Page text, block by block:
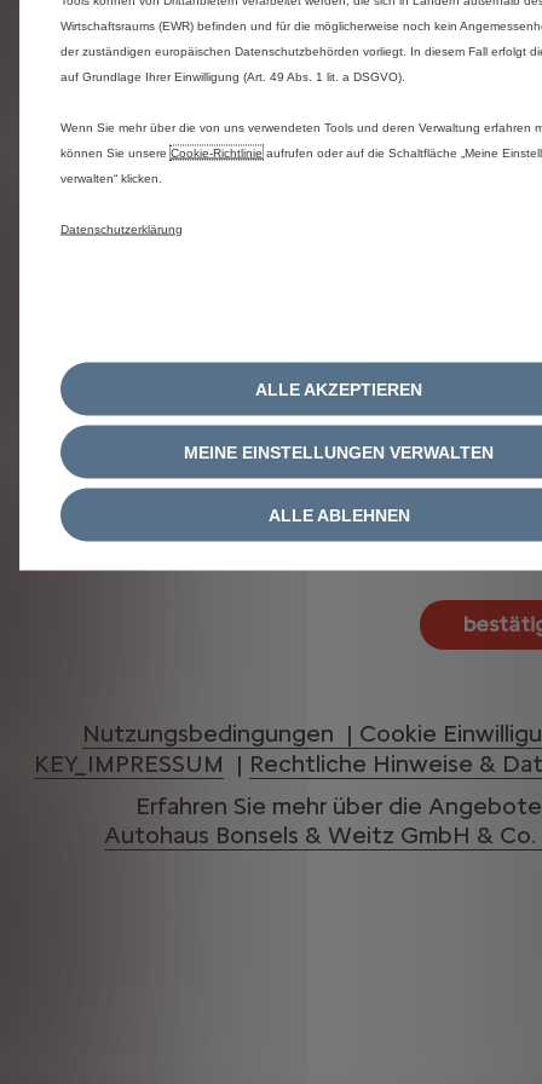
Ihre Bewertung*
Ihre Anmerkung*
* Pflichtfeld
Nutzungsbedingungen | Cookie
KEY_IMPRESSUM | Rechtliche Hinweise &
Erfahren Sie mehr über die Angebote
Autohaus Bonsels & Weitz GmbH & Co.
Wirtschaftsraums (EWR) befinden und für die möglicherweise noch kein
der zuständigen europäischen Datenschutzbehörden vorliegt. In diesem Fall erfolgt
auf Grundlage Ihrer Einwilligung (Art. 49 Abs. 1 lit. a DSGVO).
Wenn Sie mehr über die von uns verwendeten Tools und deren Verwaltung erfahren
können Sie unsere Cookie‑Richtlinie aufrufen oder auf die Schaltfläche „Meine
verwalten“ klicken.
Datenschutzerklärung
MEINE EINSTELLUNGEN VERWALTEN
ALLE AKZEPTIEREN
ALLE ABLEHNEN